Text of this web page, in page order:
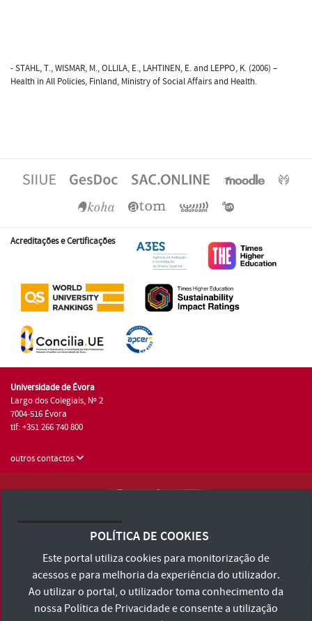
- STAHL, T., WISMAR, M., OLLILA, E., LAHTINEN, E. and LEPPO, K. (2006) –
Health in All Policies, Finland, Ministry of Social Affairs and Health.
Acreditações e Certificações
Universidade de Évora
Largo dos Colegiais, Nº 2
7004-516 Évora
tlf: +351 266 740 800
outros contactos
Consulte os Termos e Condições e Política de Privacidade
Declaração de Acessibilidade
POLÍTICA DE COOKIES
Este portal utiliza cookies para monitorização de
acessos e para melhoria da experiência do utilizador.
Ao utilizar o portal, o utilizador toma conhecimento da
nossa Política de Privacidadee consente a utilização